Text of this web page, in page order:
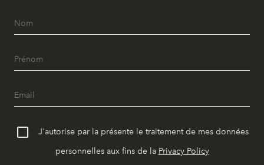
J'autorise par la présente le traitement de mes données
personnelles aux fins de la Privacy Policy